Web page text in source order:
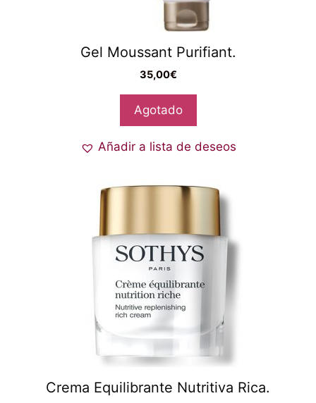
Gel Moussant Purifiant.
35,00€
Agotado
Añadir a lista de deseos
Crema Equilibrante Nutritiva Rica.